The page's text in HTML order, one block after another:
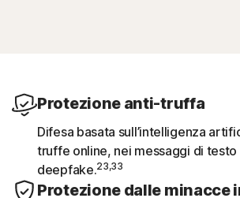
Protezione anti-truffa
Difesa basata sull’intelligenza
truffe online, nei messaggi di
deepfake.23,33
Protezione dalle minacce